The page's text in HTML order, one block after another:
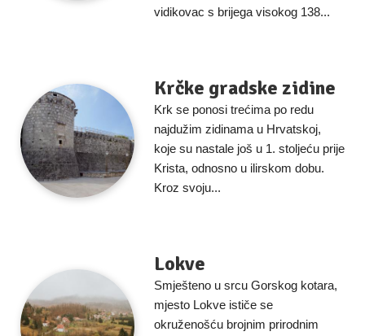
vidikovac s brijega visokog 138...
Krčke gradske zidine
Krk se ponosi trećima po redu
najdužim zidinama u Hrvatskoj,
koje su nastale još u 1. stoljeću prije
Krista, odnosno u ilirskom dobu.
Kroz svoju...
Lokve
Smješteno u srcu Gorskog kotara,
mjesto Lokve ističe se
okruženošću brojnim prirodnim